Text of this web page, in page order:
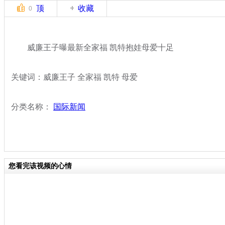
0 顶 收藏
威廉王子曝最新全家福 凯特抱娃母爱十足
关键词：威廉王子 全家福 凯特 母爱
分类名称： 国际新闻
您看完该视频的心情